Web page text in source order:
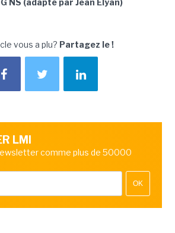
NS (adapté par Jean Elyan)
vous a plu? Partagez le !
LMI
comme plus de 50000
OK